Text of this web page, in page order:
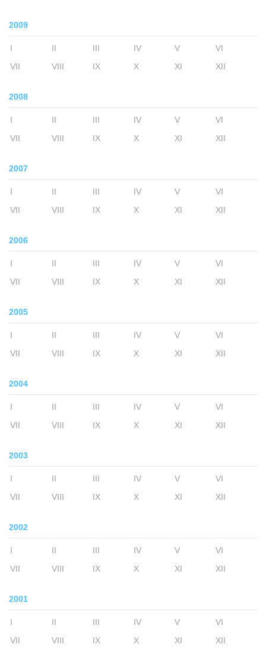
2009
I II III IV V
VI
VII
VIII IX X XI XII
2008
I II III IV V
VI
VII
VIII IX X XI XII
2007
I II III IV V
VI
VII
VIII IX X XI XII
2006
I II III IV V
VI
VII
VIII IX X XI XII
2005
I II III IV V
VI
VII
VIII IX X XI XII
2004
I II III IV V
VI
VII
VIII IX X XI XII
2003
I II III IV V
VI
VII
VIII IX X XI XII
2002
I II III IV V
VI
VII
VIII IX X XI XII
2001
I II III IV V
VI
VII
VIII IX X XI XII